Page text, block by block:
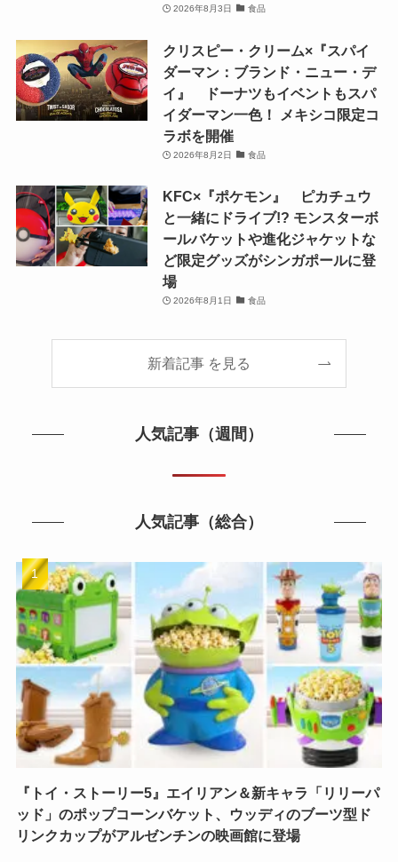
2026年8月3日 食品
クリスピー・クリーム×『スパイ
ダーマン：ブランド・ニュー・デ
イ』 ドーナツもイベントもスパ
イダーマン一色！ メキシコ限定コ
ラボを開催
2026年8月2日 食品
KFC×『ポケモン』 ピカチュウ
と一緒にドライブ!? モンスターボ
ールバケットや進化ジャケットな
ど限定グッズがシンガポールに登
場
2026年8月1日 食品
新着記事 を見る
人気記事（週間）
人気記事（総合）
『トイ・ストーリー5』エイリアン＆新キャラ「リリーパ
ッド」のポップコーンバケット、ウッディのブーツ型ド
リンクカップがアルゼンチンの映画館に登場